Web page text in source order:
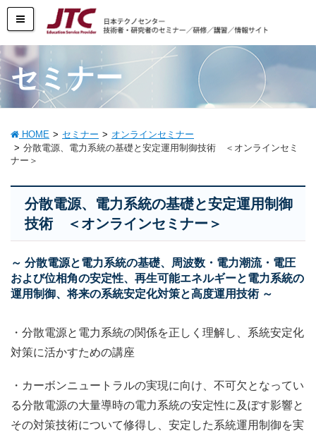
セミナー
HOME セミナー
オンラインセミナー
分散電源、電力系統の基礎と安定運用制御技術 ＜オンラインセミ
ナー＞
分散電源、電力系統の基礎と安定運用制御
技術 ＜オンラインセミナー＞
～ 分散電源と電力系統の基礎、周波数・電力潮流・電圧
および位相角の安定性、再生可能エネルギーと電力系統の
運用制御、将来の系統安定化対策と高度運用技術 ～
・分散電源と電力系統の関係を正しく理解し、系統安定化
対策に活かすための講座
・カーボンニュートラルの実現に向け、不可欠となってい
る分散電源の大量導時の電力系統の安定性に及ぼす影響と
その対策技術について修得し、安定した系統運用制御を実